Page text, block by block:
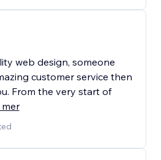
web design, someone
customer service then
From the very start of
mer